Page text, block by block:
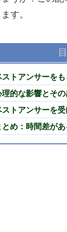
す。
ストアンサーを
理的な影響とそ
ストアンサーを
とめ：時間差が